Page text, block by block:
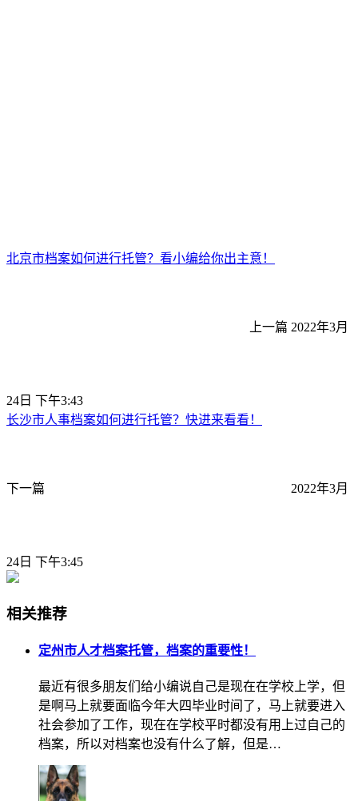
北京市档案如何进行托管？看小编给你出主意！
上一篇 2022年3月
24日 下午3:43
长沙市人事档案如何进行托管？快进来看看！
下一篇 2022年3月
24日 下午3:45
相关推荐
定州市人才档案托管，档案的重要性！
最近有很多朋友们给小编说自己是现在在学校上学，但
是啊马上就要面临今年大四毕业时间了，马上就要进入
社会参加了工作，现在在学校平时都没有用上过自己的
档案，所以对档案也没有什么了解，但是…